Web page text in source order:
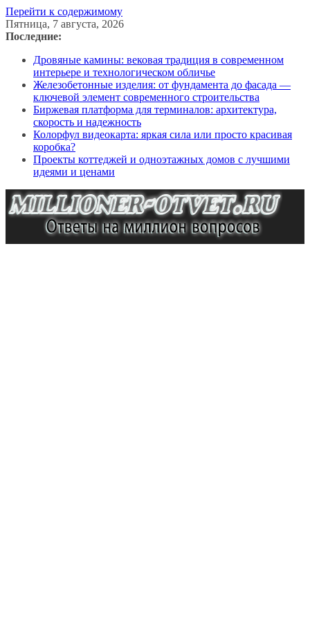
Перейти к содержимому
Пятница, 7 августа, 2026
Последние:
Дровяные камины: вековая традиция в современном
интерьере и технологическом обличье
Железобетонные изделия: от фундамента до фасада —
ключевой элемент современного строительства
Биржевая платформа для терминалов: архитектура,
скорость и надежность
Колорфул видеокарта: яркая сила или просто красивая
коробка?
Проекты коттеджей и одноэтажных домов с лучшими
идеями и ценами